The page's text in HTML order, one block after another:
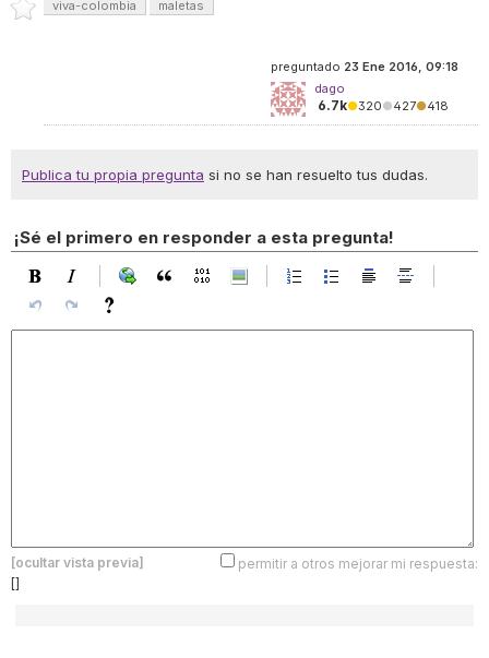
viva-colombia maletas
preguntado 23 Ene 2016, 09:18
dago
6.7k●320●427●418
Publica tu propia pregunta si no se han resuelto tus dudas.
¡Sé el primero en responder a esta pregunta!
[ocultar vista previa]
permitir a otros mejorar mi respuesta:
[]